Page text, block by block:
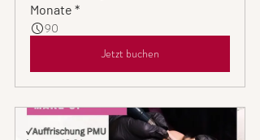
Monate *
90
Jetzt buchen